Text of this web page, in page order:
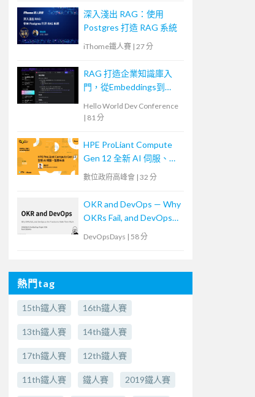
深入淺出 RAG：使用
Postgres 打造 RAG 系統
iThome鐵人賽 | 27 分
RAG 打造企業知識庫入
門，從Embeddings到
Hello World Dev Conference
| 81 分
HPE ProLiant Compute
Gen 12 全新 AI 伺服、智
勝未來
數位政府高峰會 | 32 分
OKR and DevOps — Why
OKRs Fail, and DevOps
as the Practice to Make
DevOps -なぜOKRは失
てのDevOps-
DevOpsDays | 58 分
熱門tag
15th鐵人賽 16th鐵人賽
13th鐵人賽 14th鐵人賽
17th鐵人賽 12th鐵人賽
11th鐵人賽 鐵人賽 2019鐵人賽